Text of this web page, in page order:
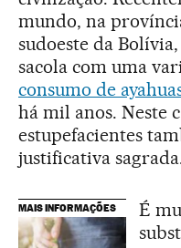
mundo, na
sudoeste da
sacola com uma
consumo de
há mil anos. Neste
estupefacientes
justificativa
MAIS INFORMAÇÕES
É